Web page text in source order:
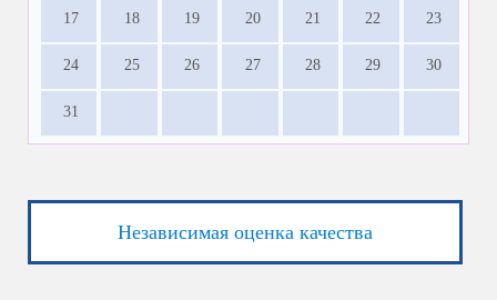
17 18 19 20 21 22 23
24 25 26 27 28 29 30
31
Независимая оценка качества